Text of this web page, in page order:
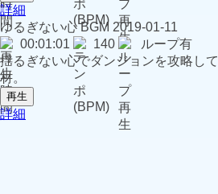
詳細
ゆるぎない心 BGM 2019-01-11
00:01:01
140
ループ有
揺るぎない心でダンジョンを攻略し
材。
再生
詳細